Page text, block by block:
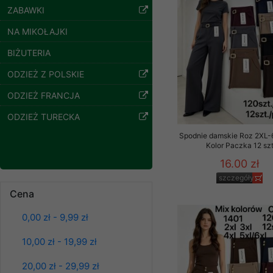
ZABAWKI
NA MIKOŁAJKI
BIŻUTERIA
ODZIEŻ Z POLSKIE
ODZIEŻ FRANCJA
ODZIEŻ TURECKA
Cena
0,00 zł - 9,99 zł
10,00 zł - 19,99 zł
20,00 zł - 29,99 zł
61.00 zł
Spodnie damskie Roz 2XL-
Kolor Paczka 12 szt
16.00 zł
szczegóły
Klientów
ochronie danych
serwerach
pracownicy Sklepu.
Każdy Klient, który
ich weryfikacji,
Sklep nie
chyba że dzieje się
prawa organów
przez nasz serwer i
jego indywidualnych
może wpłynąć na
Klienta przechowują
• sesji
• ostatnio